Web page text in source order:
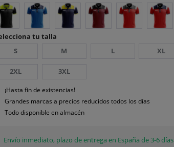
tu talla
S
M L XL
2XL 3XL
¡Hasta fin de existencias!
Grandes marcas a precios reducidos todos los días
Todo disponible en almacén
Envío inmediato, plazo de entrega en España de 3-6 días